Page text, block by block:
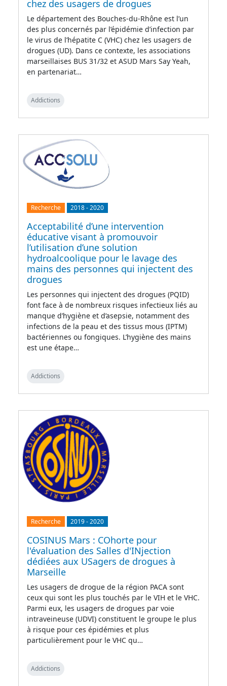
chez des usagers de drogues
Le département des Bouches-du-Rhône est l’un
des plus concernés par l’épidémie d’infection par
le virus de l’hépatite C (VHC) chez les usagers de
drogues (UD). Dans ce contexte, les associations
marseillaises BUS 31/32 et ASUD Mars Say Yeah,
en partenariat…
Addictions
Recherche 2018-2020
Acceptabilité d’une intervention
éducative visant à promouvoir
l’utilisation d’une solution
hydroalcoolique pour le lavage des
mains des personnes qui injectent des
drogues
Les personnes qui injectent des drogues (PQID)
font face à de nombreux risques infectieux liés au
manque d’hygiène et d’asepsie, notamment des
infections de la peau et des tissus mous (IPTM)
bactériennes ou fongiques. L’hygiène des mains
est une étape…
Addictions
Recherche 2019-2020
COSINUS Mars : COhorte pour
l'évaluation des Salles d'INjection
dédiées aux USagers de drogues à
Marseille
Les usagers de drogue de la région PACA sont
ceux qui sont les plus touchés par le VIH et le VHC.
Parmi eux, les usagers de drogues par voie
intraveineuse (UDVI) constituent le groupe le plus
à risque pour ces épidémies et plus
particulièrement pour le VHC qu…
Addictions